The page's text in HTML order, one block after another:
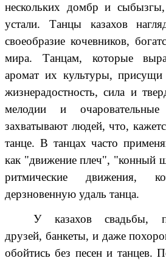
нескольких домбр и
устали. Танцы казахов
своеобразие кочевников,
мира. Танцам, которые
аромат их культуры, присущи
жизнерадостность, сила и
мелодии и
захватывают людей, что,
танце. В танцах часто
как "движение плеч", "конный
ритмические движения,
дерзновенную удаль танца.
У казахов свадьбы,
друзей, банкеты, и даже
обойтись без песен и танцев.